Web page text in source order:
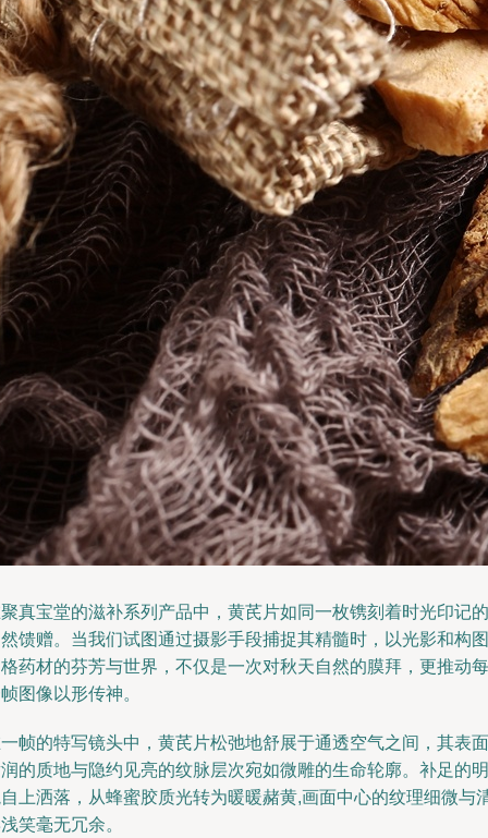
真宝堂的滋补系列产品中，黄芪片如同一枚镌刻着时光印记的
馈赠。当我们试图通过摄影手段捕捉其精髓时，以光影和构图
药材的芬芳与世界，不仅是一次对秋天自然的膜拜，更推动每
图像以形传神。
帧的特写镜头中，黄芪片松弛地舒展于通透空气之间，其表面
的质地与隐约见亮的纹脉层次宛如微雕的生命轮廓。补足的明
上洒落，从蜂蜜胶质光转为暖暖赭黄,画面中心的纹理细微与
笑毫无冗余。